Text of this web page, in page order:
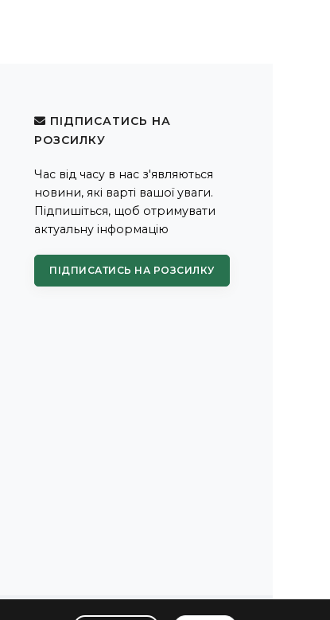
ПІДПИСАТИСЬ НА
РОЗСИЛКУ
Час від часу в нас з'являються
новини, які варті вашої уваги.
Підпишіться, щоб отримувати
актуальну інформацію
ПІДПИСАТИСЬ НА РОЗСИЛКУ